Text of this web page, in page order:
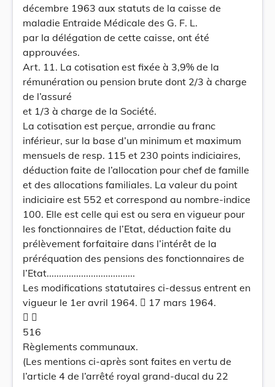
décembre 1963 aux statuts de la caisse de
maladie Entraide Médicale des G. F. L.
par la délégation de cette caisse, ont été
approuvées.
Art. 11. La cotisation est fixée à 3,9% de la
rémunération ou pension brute dont 2/3 à charge
de l’assuré
et 1/3 à charge de la Société.
La cotisation est perçue, arrondie au franc
inférieur, sur la base d’un minimum et maximum
mensuels de resp. 115 et 230 points indiciaires,
déduction faite de l’allocation pour chef de famille
et des allocations familiales. La valeur du point
indiciaire est 552 et correspond au nombre-indice
100. Elle est celle qui est ou sera en vigueur pour
les fonctionnaires de l’Etat, déduction faite du
prélèvement forfaitaire dans l’intérêt de la
préréquation des pensions des fonctionnaires de
l’Etat....................................
Les modifications statutaires ci-dessus entrent en
vigueur le 1er avril 1964.  17 mars 1964.
 
516
Règlements communaux.
(Les mentions ci-après sont faites en vertu de
l’article 4 de l’arrêté royal grand-ducal du 22